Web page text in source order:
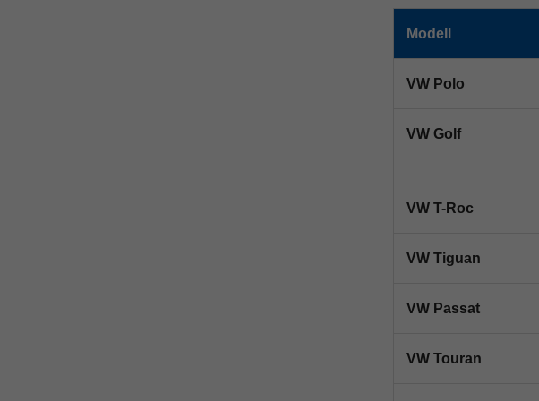
Modell
VW Polo
VW Golf
VW T-Roc
VW Tiguan
VW Passat
VW Touran